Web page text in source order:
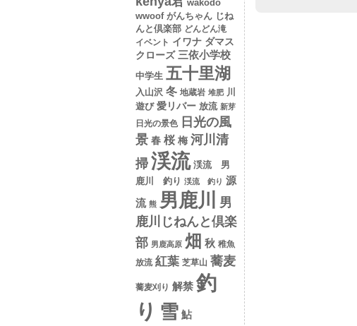
wakodo
wwoof がんちゃん じね
んと倶楽部 どんどん滝
イベント イワナ ダマス
クローズ 三依小学校
中学生 五十里湖
入山沢 冬 地蔵岩 堆肥 川
遊び 愛リバー 放流 新芽
日光の景色
日光の風
景 春 桜 梅 河川清
掃渓流 渓流 男
鹿川 釣り 渓流 釣り 源
流 熊 男鹿川
男
鹿川じねんと倶楽
部 男鹿高原 畑 秋 稚魚
放流 紅葉 芝草山 蕎麦
蕎麦刈り 解禁 釣
り 雪 鮎